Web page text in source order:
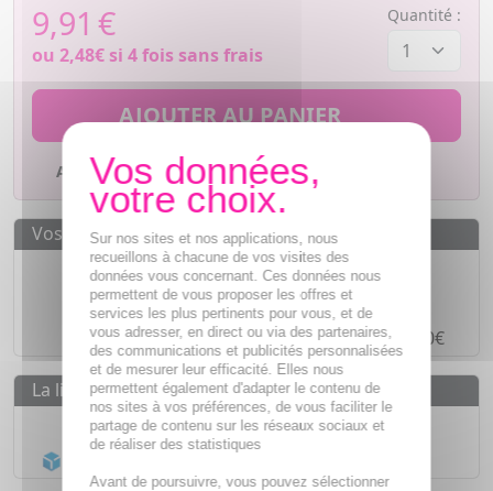
9,91 €
ou 2,48€si 4 fois sans frais
Quantité :
AJOUTER AU PANIER
Ajouter à mes favoris
Vos avantages
Des prixIMBATTABLES
Paiement en ligneSÉCURISÉ
Paiement en 4 fois sans fraisà partir de 30€
La livraison
Livraison gratuite dès 55€
Acheminement Chronopost
Sur nos sites et nos applications, nous
recueillons à chacune de vos visites des
données vous concernant. Ces données nous
permettent de vous proposer les offres et
services les plus pertinents pour vous, et de
vous adresser, en direct ou via des partenaires,
des communications et publicités personnalisées
et de mesurer leur efficacité. Elles nous
permettent également d'adapter le contenu de
nos sites à vos préférences, de vous faciliter le
partage de contenu sur les réseaux sociaux et
de réaliser des statistiques
Avant de poursuivre, vous pouvez sélectionner